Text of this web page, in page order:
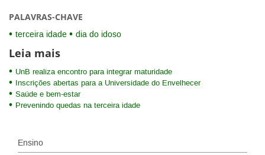
PALAVRAS-CHAVE
terceira idade dia do idoso
Leia mais
UnB realiza encontro para integrar maturidade
Inscrições abertas para a Universidade do Envelhecer
Saúde e bem-estar
Prevenindo quedas na terceira idade
Ensino